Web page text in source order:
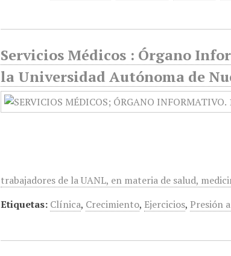
Servicios Médicos : Órgano
la Universidad Autónoma de
trabajadores de la UANL, en materia de salud,
Etiquetas: Clínica, Crecimiento, Ejercicios, Presión